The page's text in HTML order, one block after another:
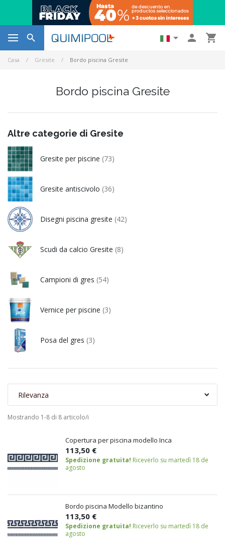
   
Casa Gresite Bordo piscina Gresite
Bordo piscina Gresite
Altre categorie di Gresite
Gresite per piscine (73)
Gresite antiscivolo (36)
Disegni piscina gresite (42)
Scudi da calcio Gresite (8)
Campioni di gres (54)
Vernice per piscine (3)
Posa del gres (3)
Rilevanza
Mostrando 1-8 di 8 articolo/i
Copertura per piscina modello Inca
113,50 €
Spedizione gratuita! Riceverlo su martedì 18 de
agosto
Bordo piscina Modello bizantino
113,50 €
Spedizione gratuita! Riceverlo su martedì 18 de
agosto